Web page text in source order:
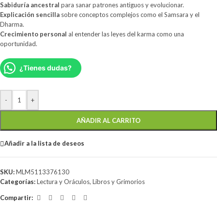
Sabiduría ancestral para sanar patrones antiguos y evolucionar.
Explicación sencilla sobre conceptos complejos como el Samsara y el
Dharma.
Crecimiento personal al entender las leyes del karma como una
oportunidad.
¿Tienes dudas?
- +
AÑADIR AL CARRITO
Añadir a la lista de deseos
SKU:MLM5113376130
Categorías:Lectura y Oráculos, Libros y Grimorios
Compartir: